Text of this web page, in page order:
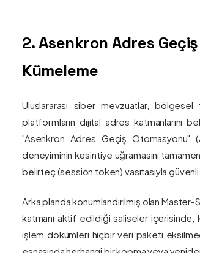
2. Asenkron Adres
Kümeleme
Uluslararası siber mevzuatlar,
platformların dijital adres katmanlarını
"Asenkron Adres Geçiş Otomasyonu"
deneyiminin kesintiye uğramasını
belirteç (session token) vasıtasıyla güvenli
Arka planda konumlandırılmış olan
katmanı aktif edildiği saliseler içerisinde,
işlem dökümleri hiçbir veri paketi